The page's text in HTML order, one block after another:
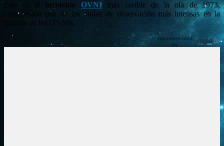
incidente OVNImás creíble de la ola de 1973,
considerada una de las ondas de observación más intensas en la
historia de los OVNIs.